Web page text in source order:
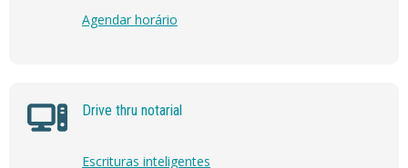
Agendar horário
Drive thru notarial
Escrituras inteligentes